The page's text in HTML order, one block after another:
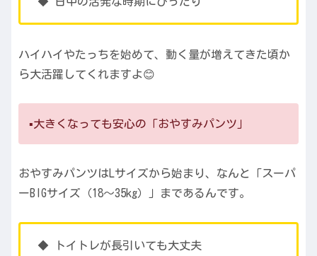
ハイハイやたっちを始めて、動く量が増えてきた頃か
ら大活躍してくれますよ😊
▪️大きくなっても安心の「おやすみパンツ」
おやすみパンツはLサイズから始まり、なんと「スーパ
ーBIGサイズ（18〜35kg）」まであるんです。
◆ トイトレが長引いても大丈夫